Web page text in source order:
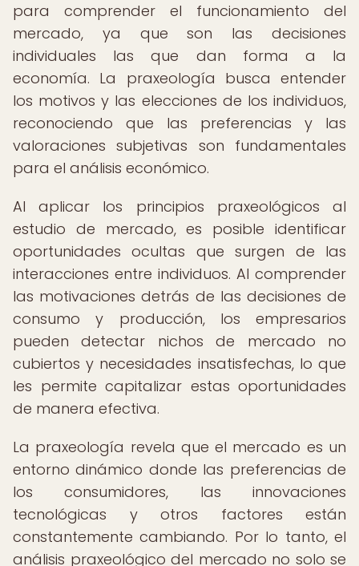
para comprender el funcionamiento del
mercado, ya que son las decisiones
individuales las que dan forma a la
economía. La praxeología busca entender
los motivos y las elecciones de los individuos,
reconociendo que las preferencias y las
valoraciones subjetivas son fundamentales
para el análisis económico.
Al aplicar los principios praxeológicos al
estudio de mercado, es posible identificar
oportunidades ocultas que surgen de las
interacciones entre individuos. Al comprender
las motivaciones detrás de las decisiones de
consumo y producción, los empresarios
pueden detectar nichos de mercado no
cubiertos y necesidades insatisfechas, lo que
les permite capitalizar estas oportunidades
de manera efectiva.
La praxeología revela que el mercado es un
entorno dinámico donde las preferencias de
los consumidores, las innovaciones
tecnológicas y otros factores están
constantemente cambiando. Por lo tanto, el
análisis praxeológico del mercado no solo se